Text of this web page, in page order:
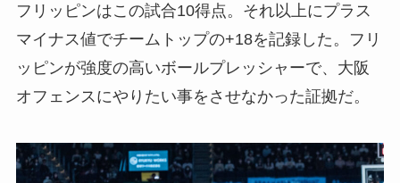
フリッピンはこの試合10得点。それ以上にプラス
マイナス値でチームトップの+18を記録した。フリ
ッピンが強度の高いボールプレッシャーで、大阪
オフェンスにやりたい事をさせなかった証拠だ。